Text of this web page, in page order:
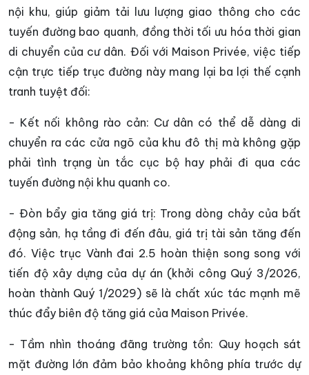
nội khu, giúp giảm tải lưu lượng giao thông cho các
tuyến đường bao quanh, đồng thời tối ưu hóa thời gian
di chuyển của cư dân. Đối với Maison Privée, việc tiếp
cận trực tiếp trục đường này mang lại ba lợi thế cạnh
tranh tuyệt đối:
- Kết nối không rào cản: Cư dân có thể dễ dàng di
chuyển ra các cửa ngõ của khu đô thị mà không gặp
phải tình trạng ùn tắc cục bộ hay phải đi qua các
tuyến đường nội khu quanh co.
- Đòn bẩy gia tăng giá trị: Trong dòng chảy của bất
động sản, hạ tầng đi đến đâu, giá trị tài sản tăng đến
đó. Việc trục Vành đai 2.5 hoàn thiện song song với
tiến độ xây dựng của dự án (khởi công Quý 3/2026,
hoàn thành Quý 1/2029) sẽ là chất xúc tác mạnh mẽ
thúc đẩy biên độ tăng giá của Maison Privée.
- Tầm nhìn thoáng đãng trường tồn: Quy hoạch sát
mặt đường lớn đảm bảo khoảng không phía trước dự